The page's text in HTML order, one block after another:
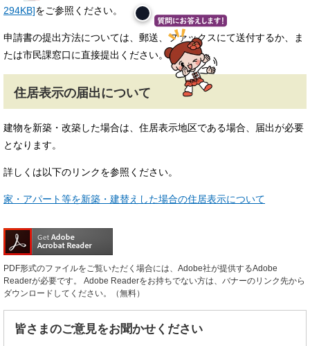
294KB]をご参照ください。
申請書の提出方法については、郵送、ファックスにて送付するか、ま
たは市民課窓口に直接提出ください。
住居表示の届出について
建物を新築・改築した場合は、住居表示地区である場合、届出が必要
となります。
詳しくは以下のリンクを参照ください。
家・アパート等を新築・建替えした場合の住居表示について
PDF形式のファイルをご覧いただく場合には、Adobe社が提供するAdobe
Readerが必要です。
Adobe Readerをお持ちでない方は、バナーのリンク先から
ダウンロードしてください。（無料）
皆さまのご意見をお聞かせください